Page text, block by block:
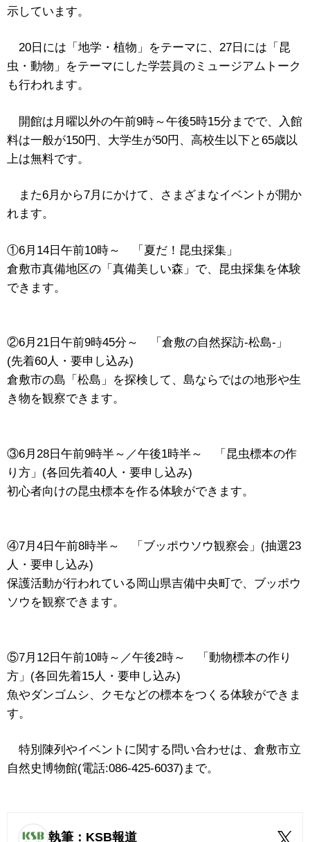
示しています。
20日には「地学・植物」をテーマに、27日には「昆
虫・動物」をテーマにした学芸員のミュージアムトーク
も行われます。
開館は月曜以外の午前9時～午後5時15分までで、入館
料は一般が150円、大学生が50円、高校生以下と65歳以
上は無料です。
また6月から7月にかけて、さまざまなイベントが開か
れます。
①6月14日午前10時～ 「夏だ！昆虫採集」
倉敷市真備地区の「真備美しい森」で、昆虫採集を体験
できます。
②6月21日午前9時45分～ 「倉敷の自然探訪-松島-」
(先着60人・要申し込み)
倉敷市の島「松島」を探検して、島ならではの地形や生
き物を観察できます。
③6月28日午前9時半～／午後1時半～ 「昆虫標本の作
り方」(各回先着40人・要申し込み)
初心者向けの昆虫標本を作る体験ができます。
④7月4日午前8時半～ 「ブッポウソウ観察会」(抽選23
人・要申し込み)
保護活動が行われている岡山県吉備中央町で、ブッポウ
ソウを観察できます。
⑤7月12日午前10時～／午後2時～ 「動物標本の作り
方」(各回先着15人・要申し込み)
魚やダンゴムシ、クモなどの標本をつくる体験ができま
す。
特別陳列やイベントに関する問い合わせは、倉敷市立
自然史博物館(電話:086-425-6037)まで。
執筆：KSB報道